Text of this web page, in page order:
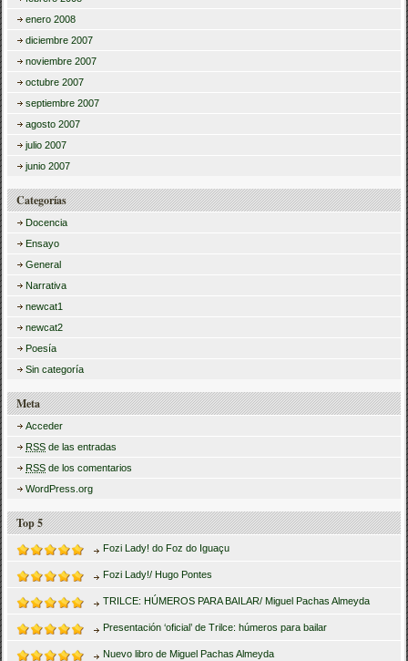
enero 2008
diciembre 2007
noviembre 2007
octubre 2007
septiembre 2007
agosto 2007
julio 2007
junio 2007
Categorías
Docencia
Ensayo
General
Narrativa
newcat1
newcat2
Poesía
Sin categoría
Meta
Acceder
RSS de las entradas
RSS de los comentarios
WordPress.org
Top 5
Fozi Lady! do Foz do Iguaçu
Fozi Lady!/ Hugo Pontes
TRILCE: HÚMEROS PARA BAILAR/ Miguel Pachas Almeyda
Presentación ‘oficial’ de Trilce: húmeros para bailar
Nuevo libro de Miguel Pachas Almeyda